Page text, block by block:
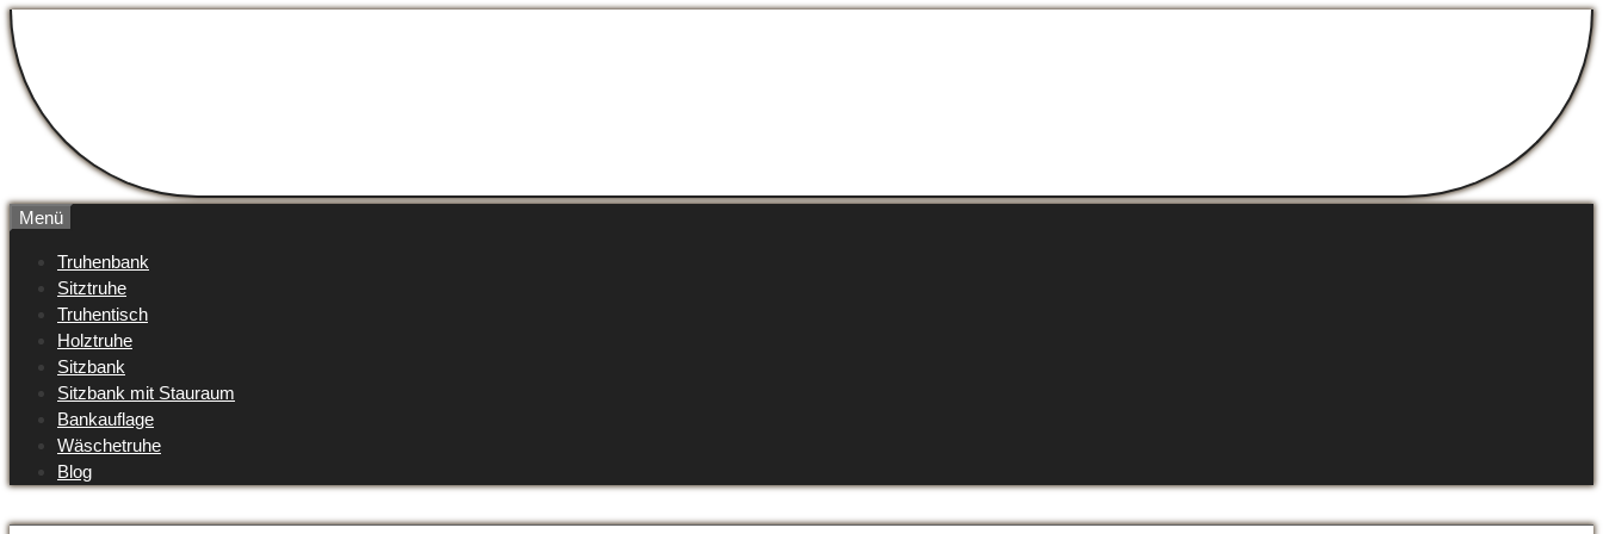
Zum
Inhalt
springen
Menü
Truhenbank
Sitztruhe
Truhentisch
Holztruhe
Sitzbank
Sitzbank mit Stauraum
Bankauflage
Wäschetruhe
Blog